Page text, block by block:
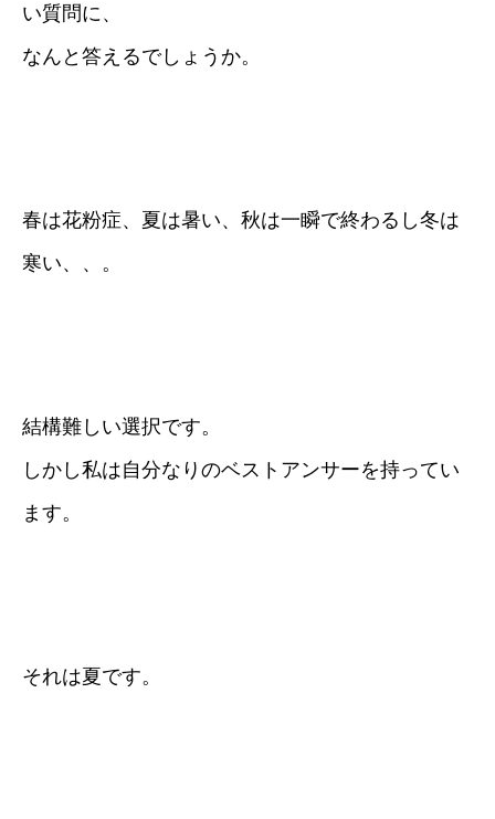
い質問に、
なんと答えるでしょうか。
春は花粉症、夏は暑い、秋は一瞬で終わるし冬は
寒い、、。
結構難しい選択です。
しかし私は自分なりのベストアンサーを持ってい
ます。
それは夏です。